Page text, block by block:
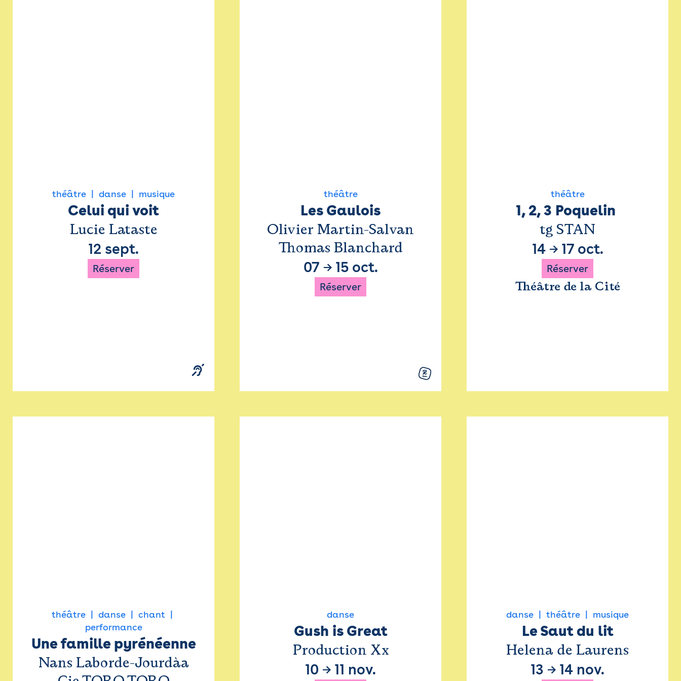
théâtre danse musique
Celui qui voit
Lucie Lataste
12 sept.
Réserver
théâtre
Les Gaulois
Olivier Martin-Salvan
Thomas Blanchard
07 → 15 oct.
Réserver
théâtre
1, 2, 3 Poquelin
tg STAN
14→ 17 oct.
Réserver
Théâtre de la Cité
théâtre danse
chant
performance
Une famille pyrénéenne
Nans Laborde-Jourdàa
danse
Gush is Great
Production Xx
10 → 11 nov.
danse théâtre musique
Le Saut du lit
Helena de Laurens
13 → 14 nov.